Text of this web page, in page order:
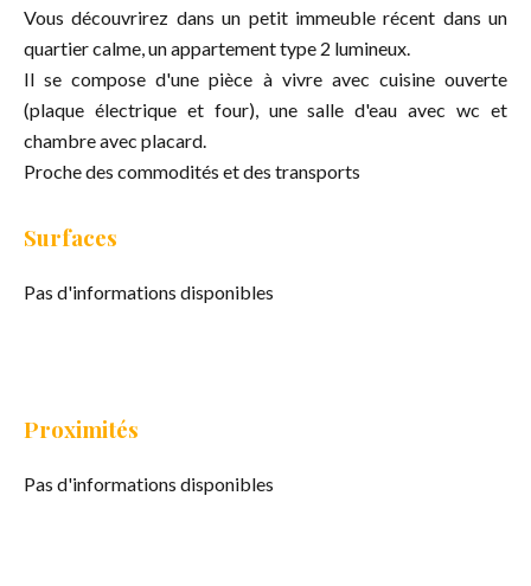
Vous découvrirez dans un petit immeuble récent dans un
quartier calme, un appartement type 2 lumineux.
Il se compose d'une pièce à vivre avec cuisine ouverte
(plaque électrique et four), une salle d'eau avec wc et
chambre avec placard.
Proche des commodités et des transports
Surfaces
Pas d'informations disponibles
Proximités
Pas d'informations disponibles